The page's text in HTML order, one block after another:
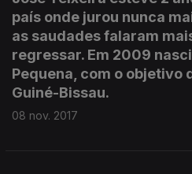
país onde jurou nunca
as saudades falaram
regressar. Em 2009
Pequena, com o objetivo
Guiné-Bissau.
08 nov. 2017